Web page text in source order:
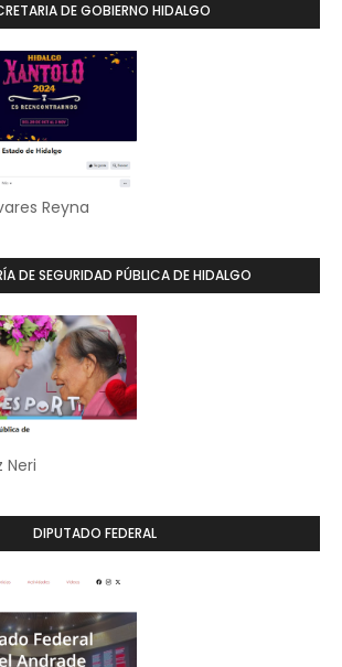
DE GOBIERNO HIDALGO
Reyna
DE SEGURIDAD PÚBLICA DE HIDALGO
Neri
DIPUTADO FEDERAL